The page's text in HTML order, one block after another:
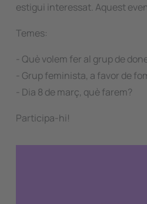
estigui interessat. Aquest
Temes:
- Què volem fer al grup de
- Grup feminista, a favor de
- Dia 8 de març, què farem?
Participa-hi!